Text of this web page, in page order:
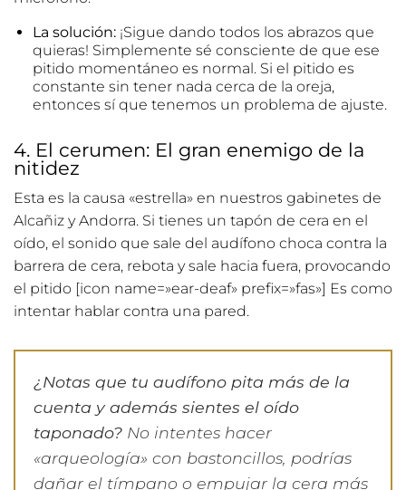
La solución:¡Sigue dando todos los abrazos que
quieras! Simplemente sé consciente de que ese
pitido momentáneo es normal. Si el pitido es
constante sin tener nada cerca de la oreja,
entonces sí que tenemos un problema de ajuste.
4. El cerumen: El gran enemigo de la
nitidez
Esta es la causa «estrella» en nuestros gabinetes de
Alcañiz y Andorra. Si tienes un tapón de cera en el
oído, el sonido que sale del audífono choca contra la
barrera de cera, rebota y sale hacia fuera, provocando
el pitido [icon name=»ear-deaf» prefix=»fas»] Es como
intentar hablar contra una pared.
¿Notas que tu audífono pita más de la
cuenta y además sientes el oído
taponado? No intentes hacer
«arqueología» con bastoncillos, podrías
dañar el tímpano o empujar la cera más